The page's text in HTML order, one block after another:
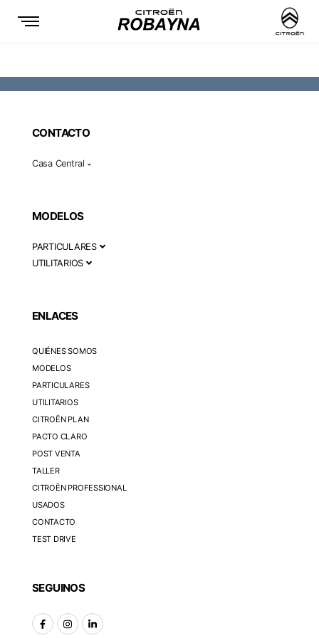
CONTACTO
Casa Central
MODELOS
PARTICULARES
UTILITARIOS
ENLACES
QUIÉNES SOMOS
MODELOS
PARTICULARES
UTILITARIOS
CITROËN PLAN
PACTO CLARO
POST VENTA
TALLER
CITROËN PROFESSIONAL
USADOS
CONTACTO
TEST DRIVE
SEGUINOS